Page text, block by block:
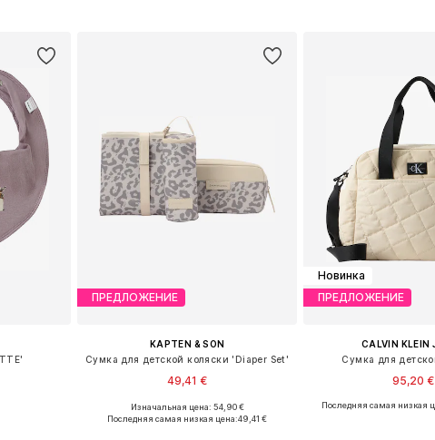
ПРЕДЛОЖЕНИЕ
KAPTEN & SON
Сумка для детской коляски 'Diaper Set'
49,41 €
Доступные размеры: One Size
Изначальная цена: 54,90 €
Последняя самая низкая цена:49,41 €
Новинка
ПРЕДЛОЖЕНИЕ
CALVIN KLEIN
Сумка для
95,20 €
Доступные
Последняя самая низкая